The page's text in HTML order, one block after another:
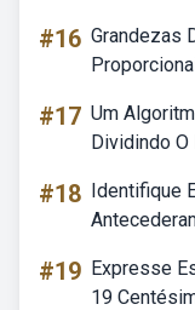
#16 Grandezas
#17 Um
Dividindo O
#18 Identifique
#19 Expresse
19